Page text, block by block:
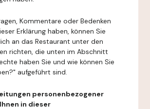
Kommentare oder Bedenken
Erklärung haben, können Sie
an das Restaurant unter den
richten, die unten im Abschnitt
haben Sie und wie können Sie
aufgeführt sind.
personenbezogener
in dieser